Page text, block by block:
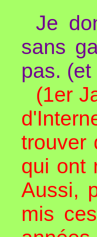
Je
sans
pas.
(1er
trouver
qui ont
Aussi,
mis